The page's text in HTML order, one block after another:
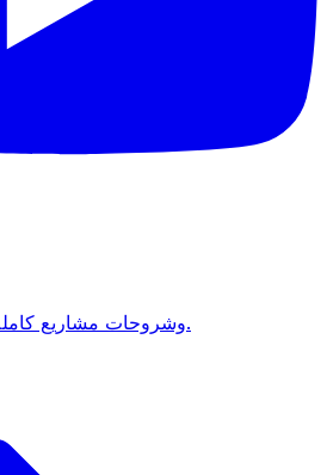
دروس Web3 وشروحات مشاريع كاملة للمبتدئين.